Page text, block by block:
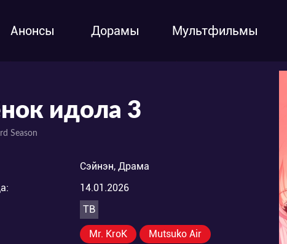
Анонсы Дорамы Мультфильмы
идола 3
Season
Сэйнэн, Драма
14.01.2026
ТВ
Mr. KroK
Mutsuko Air